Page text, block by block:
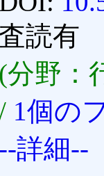
査読有
(分野：
1個の
--詳細--